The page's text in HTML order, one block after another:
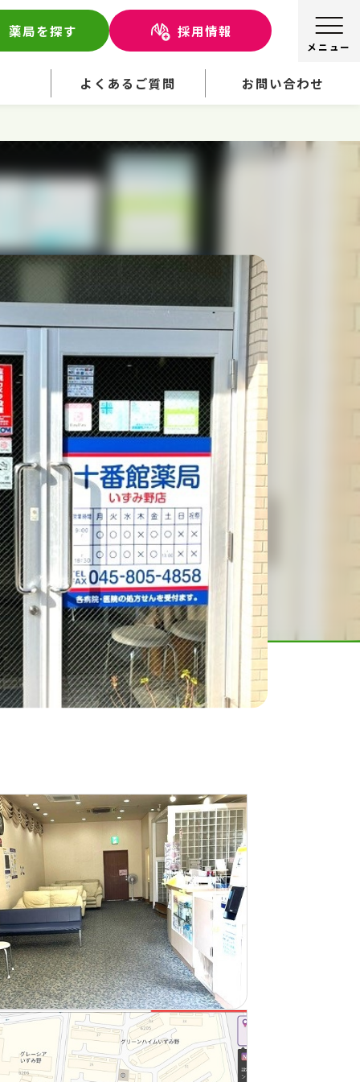
薬局を探す 採用情報
よくあるご質問 お問い合わせ